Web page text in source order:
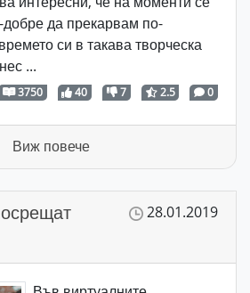
добре да прекарвам по-
си в такава творческа
...
3750 40 7 2.5 0
Виж повече
28.01.2019